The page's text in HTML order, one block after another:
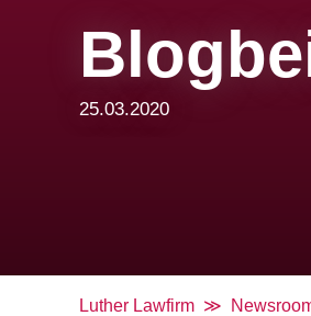
25.03.2020
Luther Lawfirm